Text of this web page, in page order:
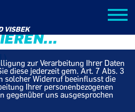
VISBEKSIE AUCH
zur Verarbeitung Ihrer Daten
diese jederzeit gem. Art. 7 Abs. 3
solcher Widerruf beeinflusst die
Ihrer personenbezogenen
gegenüber uns ausgesprochen